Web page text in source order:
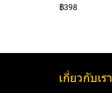
฿398
เกี่ยวกับเรา